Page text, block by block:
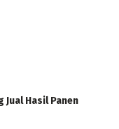
Hasil Panen